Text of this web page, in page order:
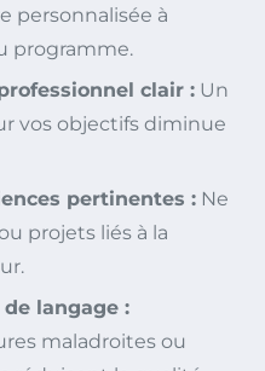
personnalisée à
programme.
clair : Un
vos objectifs diminue
pertinentes : Ne
projets liés à la
langage :
maladroites ou